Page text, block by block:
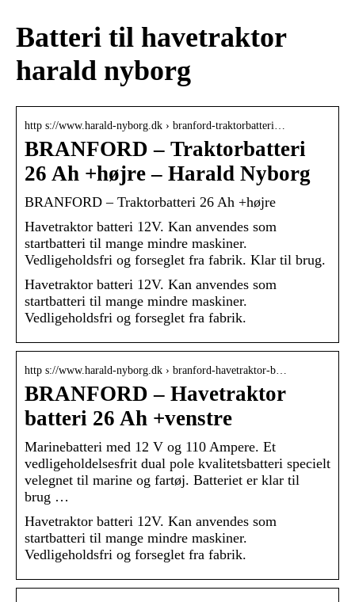
Batteri til havetraktor
harald nyborg
http s://www.harald-nyborg.dk › branford-traktorbatteri…
BRANFORD – Traktorbatteri
26 Ah +højre – Harald Nyborg
BRANFORD – Traktorbatteri 26 Ah +højre
Havetraktor batteri 12V. Kan anvendes som
startbatteri til mange mindre maskiner.
Vedligeholdsfri og forseglet fra fabrik. Klar til brug.
Havetraktor batteri 12V. Kan anvendes som
startbatteri til mange mindre maskiner.
Vedligeholdsfri og forseglet fra fabrik.
http s://www.harald-nyborg.dk › branford-havetraktor-b…
BRANFORD – Havetraktor
batteri 26 Ah +venstre
Marinebatteri med 12 V og 110 Ampere. Et
vedligeholdelsesfrit dual pole kvalitetsbatteri specielt
velegnet til marine og fartøj. Batteriet er klar til
brug …
Havetraktor batteri 12V. Kan anvendes som
startbatteri til mange mindre maskiner.
Vedligeholdsfri og forseglet fra fabrik.